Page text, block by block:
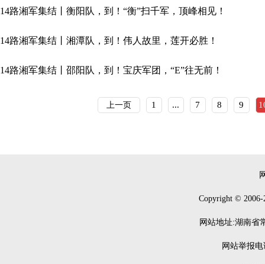
14路湘军集结丨衡阳队，到！“衡”扫千军，顶峰相见！
14路湘军集结丨湘潭队，到！伟人故里，莲开必胜！
14路湘军集结丨邵阳队，到！宝庆军团，“E”往无前！
上一页 1 ... 7 8 9
Copyright © 2006-
网站地址:湖南省
网站举报